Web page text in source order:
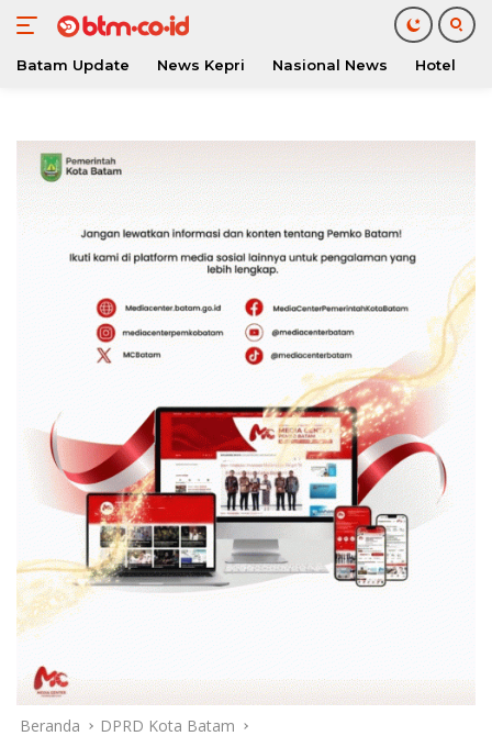
konten
Batam Update News Kepri Nasional News Hotel
Beranda DPRD Kota Batam